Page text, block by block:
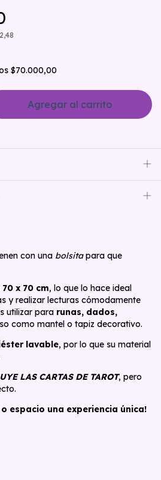
$70.000,00
con una bolsitapara que
x 70 cm, lo que lo hace ideal
y realizar lecturas cómodamente
utilizar para runas, dados,
como mantel o tapiz decorativo.
lavable, por lo que su material
LAS CARTAS DE TAROT, pero
espacio una experiencia única!